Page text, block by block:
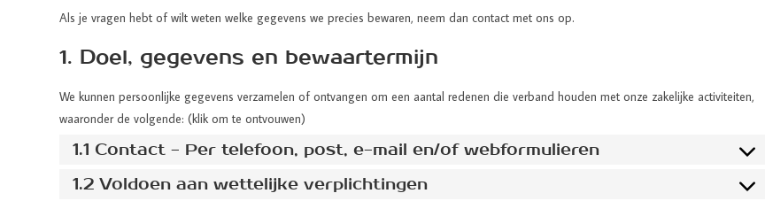
Als je vragen hebt of wilt weten welke gegevens we precies bewaren, neem dan contact met ons op.
1. Doel, gegevens en bewaartermijn
We kunnen persoonlijke gegevens verzamelen of ontvangen om een aantal redenen die verband houden met onze zakelijke activiteiten,
waaronder de volgende: (klik om te ontvouwen)
1.1 Contact - Per telefoon, post, e-mail en/of webformulieren
1.2 Voldoen aan wettelijke verplichtingen